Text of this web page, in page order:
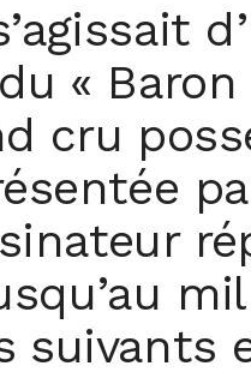
«
cru
suivants